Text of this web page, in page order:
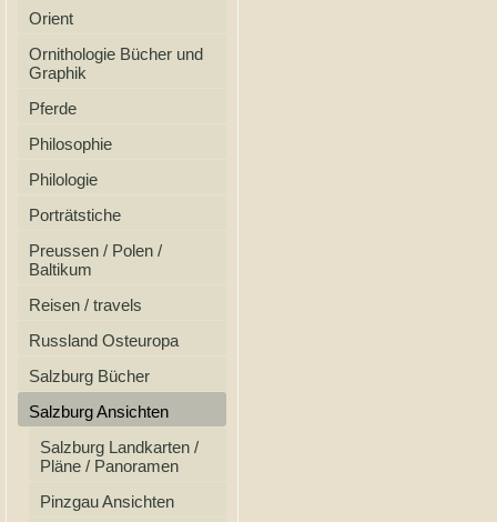
Orient
Ornithologie Bücher und
Graphik
Pferde
Philosophie
Philologie
Porträtstiche
Preussen / Polen /
Baltikum
Reisen / travels
Russland Osteuropa
Salzburg Bücher
Salzburg Ansichten
Salzburg Landkarten /
Pläne / Panoramen
Pinzgau Ansichten